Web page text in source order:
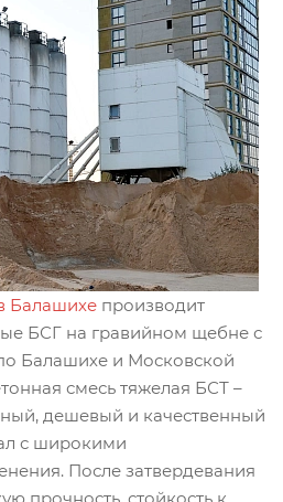
Балашихе производит
БСГ на гравийном щебне с
Балашихе и Московской
смесь тяжелая БСТ –
дешевый и качественный
с широкими
После затвердевания